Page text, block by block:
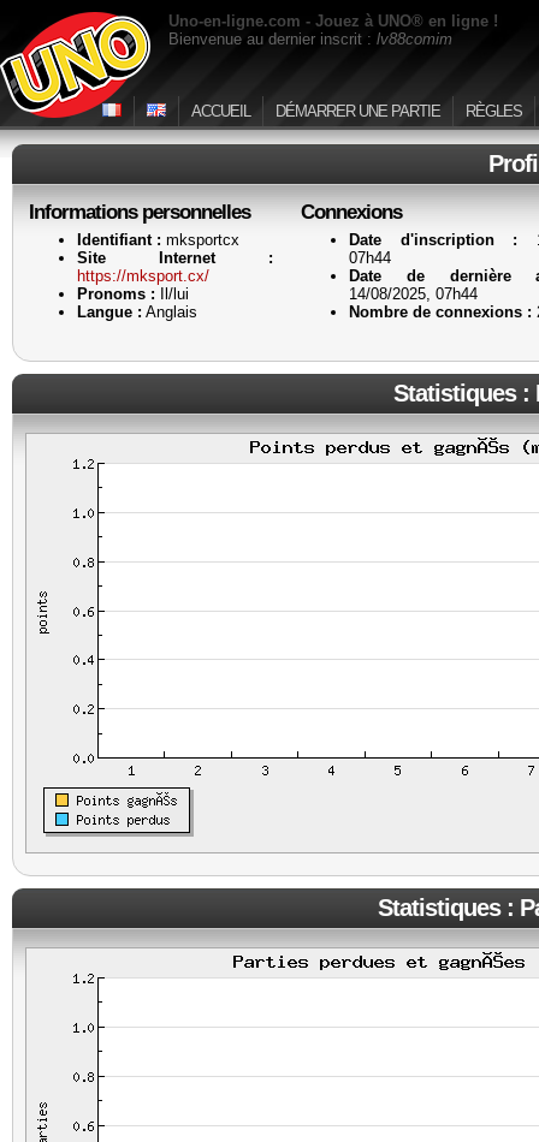
Uno-en-ligne.com - Jouez à UNO® en ligne !
Bienvenue au dernier inscrit : lv88comim
ACCUEIL DÉMARRER UNE PARTIE RÈGLES
Informations personnelles
Identifiant : mksportcx
Site Internet :
https://mksport.cx/
Pronoms : Il/lui
Langue : Anglais
Connexions
Date d'inscription :
07h44
Date de dernière
14/08/2025, 07h44
Nombre de connexions :
Statistiques :
Statistiques :